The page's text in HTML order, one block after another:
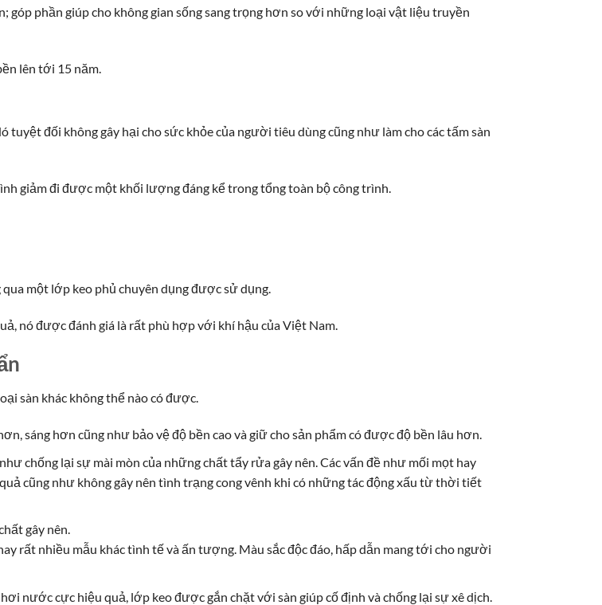
góp phần giúp cho không gian sống sang trọng hơn so với những loại vật liệu truyền
lên tới 15 năm.
đối không gây hại cho sức khỏe của người tiêu dùng cũng như làm cho các tấm sàn
giảm đi được một khối lượng đáng kể trong tổng toàn bộ công trình.
một lớp keo phủ chuyên dụng được sử dụng.
nó được đánh giá là rất phù hợp với khí hậu của Việt Nam.
sàn khác không thể nào có được.
sáng hơn cũng như bảo vệ độ bền cao và giữ cho sản phẩm có được độ bền lâu hơn.
chống lại sự mài mòn của những chất tẩy rửa gây nên. Các vấn đề như mối mọt hay
cũng như không gây nên tình trạng cong vênh khi có những tác động xấu từ thời tiết
gây nên.
rất nhiều mẫu khác tình tế và ấn tượng. Màu sắc độc đáo, hấp dẫn mang tới cho người
nước cực hiệu quả, lớp keo được gắn chặt với sàn giúp cố định và chống lại sự xê dịch.